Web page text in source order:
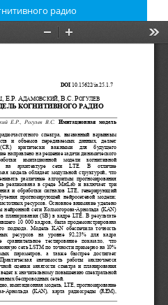
радио